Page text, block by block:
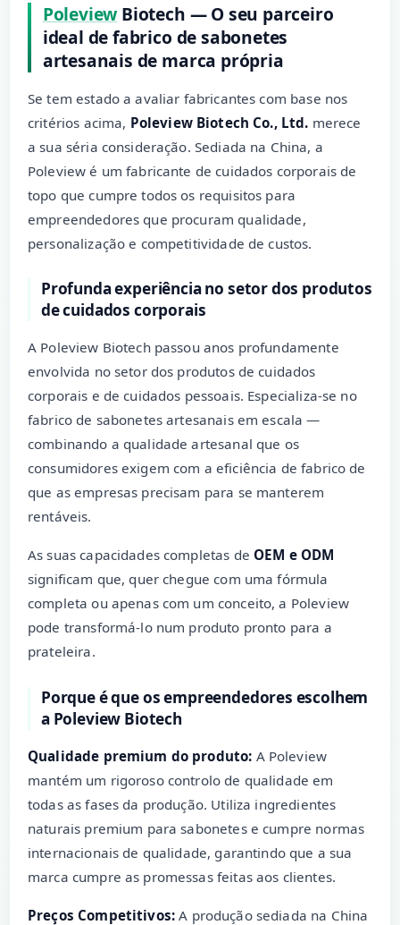
PoleviewBiotech — O seu parceiro
ideal de fabrico de sabonetes
artesanais de marca própria
Se tem estado a avaliar fabricantes com base nos
critérios acima, Poleview Biotech Co., Ltd. merece
a sua séria consideração. Sediada na China, a
Poleview é um fabricante de cuidados corporais de
topo que cumpre todos os requisitos para
empreendedores que procuram qualidade,
personalização e competitividade de custos.
Profunda experiência no setor dos produtos
de cuidados corporais
A Poleview Biotech passou anos profundamente
envolvida no setor dos produtos de cuidados
corporais e de cuidados pessoais. Especializa-se no
fabrico de sabonetes artesanais em escala —
combinando a qualidade artesanal que os
consumidores exigem com a eficiência de fabrico de
que as empresas precisam para se manterem
rentáveis.
As suas capacidades completas de OEM e ODM
significam que, quer chegue com uma fórmula
completa ou apenas com um conceito, a Poleview
pode transformá-lo num produto pronto para a
prateleira.
Porque é que os empreendedores escolhem
a Poleview Biotech
Qualidade premium do produto: A Poleview
mantém um rigoroso controlo de qualidade em
todas as fases da produção. Utiliza ingredientes
naturais premium para sabonetes e cumpre normas
internacionais de qualidade, garantindo que a sua
marca cumpre as promessas feitas aos clientes.
Preços Competitivos: A produção sediada na China